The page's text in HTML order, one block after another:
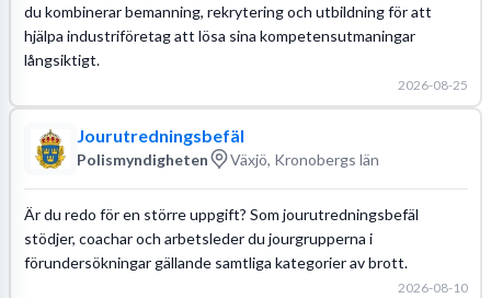
du kombinerar bemanning, rekrytering och utbildning för att
hjälpa industriföretag att lösa sina kompetensutmaningar
långsiktigt.
2026-08-25
Jourutredningsbefäl
Polismyndigheten Växjö, Kronobergs län
Är du redo för en större uppgift? Som jourutredningsbefäl
stödjer, coachar och arbetsleder du jourgrupperna i
förundersökningar gällande samtliga kategorier av brott.
2026-08-10